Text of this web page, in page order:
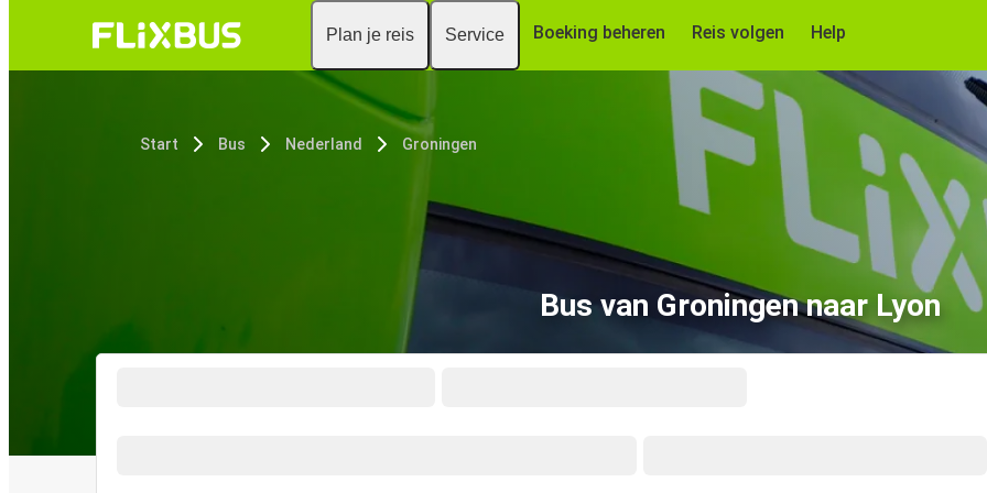
Plan je reis Service Boeking beheren Reis volgen Help
Start Bus Nederland Groningen
Bus van Groningen naar Lyon